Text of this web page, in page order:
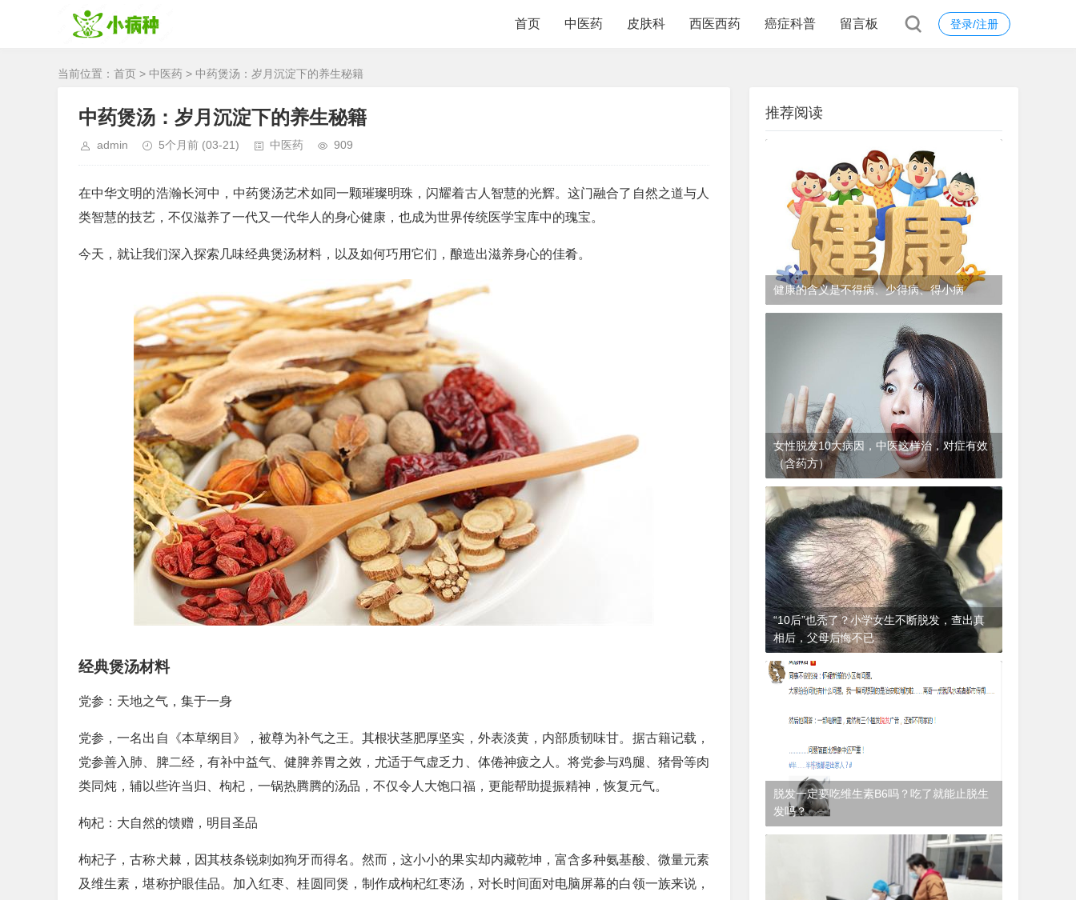
登录/注册
首页 中医药 皮肤科 西医西药 癌症科普 留言板
当前位置： 首页 > 中医药 > 中药煲汤：岁月沉淀下的养生秘籍
中药煲汤：岁月沉淀下的养生秘籍
admin 5个月前 (03-21) 中医药 909
在中华文明的浩瀚长河中，中药煲汤艺术如同一颗璀璨明珠，闪耀着古人智慧的光辉。这门融合了自然之道与人
类智慧的技艺，不仅滋养了一代又一代华人的身心健康，也成为世界传统医学宝库中的瑰宝。
今天，就让我们深入探索几味经典煲汤材料，以及如何巧用它们，酿造出滋养身心的佳肴。
经典煲汤材料
党参：天地之气，集于一身
党参，一名出自《本草纲目》，被尊为补气之王。其根状茎肥厚坚实，外表淡黄，内部质韧味甘。据古籍记载，
党参善入肺、脾二经，有补中益气、健脾养胃之效，尤适于气虚乏力、体倦神疲之人。将党参与鸡腿、猪骨等肉
类同炖，辅以些许当归、枸杞，一锅热腾腾的汤品，不仅令人大饱口福，更能帮助提振精神，恢复元气。
枸杞：大自然的馈赠，明目圣品
枸杞子，古称犬棘，因其枝条锐刺如狗牙而得名。然而，这小小的果实却内藏乾坤，富含多种氨基酸、微量元素
及维生素，堪称护眼佳品。加入红枣、桂圆同煲，制作成枸杞红枣汤，对长时间面对电脑屏幕的白领一族来说，
推荐阅读
健康的含义是不得病、少得病、得小病
1年前(2024-12-06) 皮肤科
女性脱发10大病因，中医这样治，对症有效
（含药方）
1年前(2024-12-06) 皮肤科
“10后”也秃了？小学女生不断脱发，查出真
相后，父母后悔不已
脱发一定要吃维生素B6吗？吃了就能止脱生
发吗？